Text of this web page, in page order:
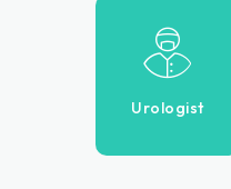
Urologist